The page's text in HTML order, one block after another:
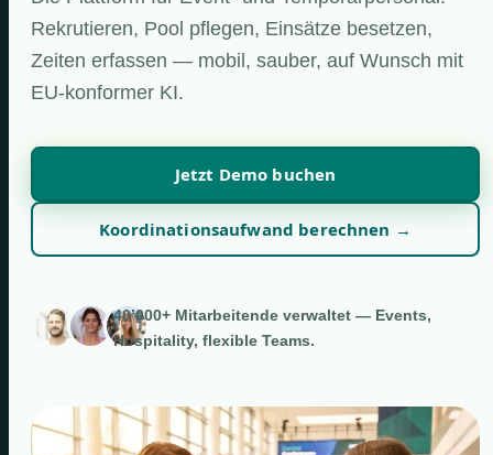
Rekrutieren, Pool pflegen, Einsätze besetzen,
Zeiten erfassen — mobil, sauber, auf Wunsch mit
EU-konformer KI.
Jetzt Demo buchen
Koordinationsaufwand berechnen →
40’000+ Mitarbeitende verwaltet — Events,
Hospitality, flexible Teams.